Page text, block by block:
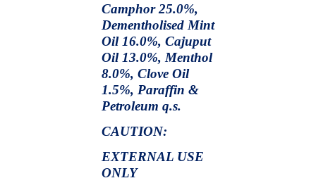
Camphor 25.0%,
Dementholised Mint
Oil 16.0%, Cajuput
Oil 13.0%, Menthol
8.0%, Clove Oil
1.5%, Paraffin &
Petroleum q.s.
CAUTION:
EXTERNAL USE
ONLY